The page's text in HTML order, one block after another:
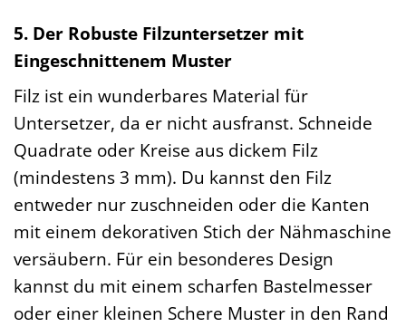
5. Der Robuste Filzuntersetzer mit
Eingeschnittenem Muster
Filz ist ein wunderbares Material für
Untersetzer, da er nicht ausfranst. Schneide
Quadrate oder Kreise aus dickem Filz
(mindestens 3 mm). Du kannst den Filz
entweder nur zuschneiden oder die Kanten
mit einem dekorativen Stich der Nähmaschine
versäubern. Für ein besonderes Design
kannst du mit einem scharfen Bastelmesser
oder einer kleinen Schere Muster in den Rand